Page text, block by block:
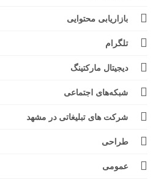
بازاریابی محتوایی
تلگرام
دیجیتال مارکتینگ
شبکه‌های اجتماعی
شرکت های تبلیغاتی در مشهد
طراحی
عمومی